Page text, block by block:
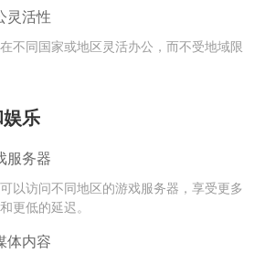
灵活性
不同国家或地区灵活办公，而不受地域限
乐
服务器
以访问不同地区的游戏服务器，享受更多
更低的延迟。
体内容